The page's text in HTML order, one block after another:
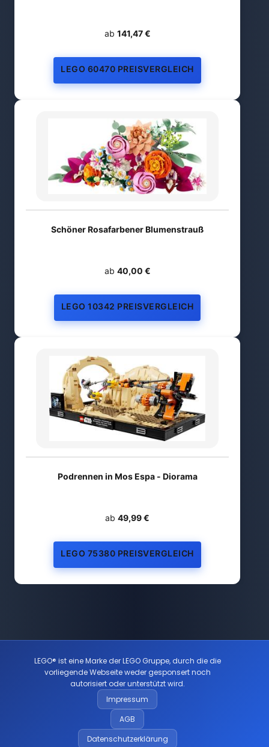
ab 141,47 €
LEGO 60470 PREISVERGLEICH
Schöner Rosafarbener Blumenstrauß
ab 40,00 €
LEGO 10342 PREISVERGLEICH
Podrennen in Mos Espa - Diorama
ab 49,99 €
LEGO 75380 PREISVERGLEICH
LEGO® ist eine Marke der LEGO Gruppe, durch die die
vorliegende Webseite weder gesponsert noch
autorisiert oder unterstützt wird.
Impressum
AGB
Datenschutzerklärung